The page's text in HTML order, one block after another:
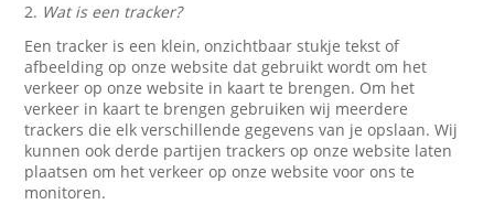
2. Wat is een tracker?
Een tracker is een klein, onzichtbaar stukje tekst of
afbeelding op onze website dat gebruikt wordt om het
verkeer op onze website in kaart te brengen. Om het
verkeer in kaart te brengen gebruiken wij meerdere
trackers die elk verschillende gegevens van je opslaan. Wij
kunnen ook derde partijen trackers op onze website laten
plaatsen om het verkeer op onze website voor ons te
monitoren.